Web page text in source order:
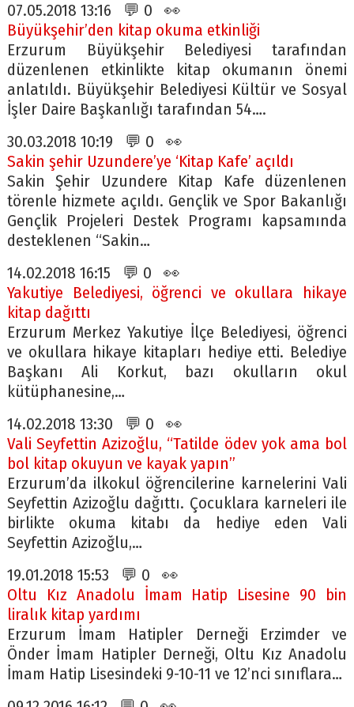
07.05.2018 13:16 💬 0 👀
Büyükşehir’den kitap okuma etkinliği
Erzurum Büyükşehir Belediyesi tarafından
düzenlenen etkinlikte kitap okumanın önemi
anlatıldı. Büyükşehir Belediyesi Kültür ve Sosyal
İşler Daire Başkanlığı tarafından 54….
30.03.2018 10:19 💬 0 👀
Sakin şehir Uzundere’ye ‘Kitap Kafe’ açıldı
Sakin Şehir Uzundere Kitap Kafe düzenlenen
törenle hizmete açıldı. Gençlik ve Spor Bakanlığı
Gençlik Projeleri Destek Programı kapsamında
desteklenen “Sakin…
14.02.2018 16:15 💬 0 👀
Yakutiye Belediyesi, öğrenci ve okullara hikaye
kitap dağıttı
Erzurum Merkez Yakutiye İlçe Belediyesi, öğrenci
ve okullara hikaye kitapları hediye etti. Belediye
Başkanı Ali Korkut, bazı okulların okul
kütüphanesine,…
14.02.2018 13:30 💬 0 👀
Vali Seyfettin Azizoğlu, “Tatilde ödev yok ama bol
bol kitap okuyun ve kayak yapın”
Erzurum’da ilkokul öğrencilerine karnelerini Vali
Seyfettin Azizoğlu dağıttı. Çocuklara karneleri ile
birlikte okuma kitabı da hediye eden Vali
Seyfettin Azizoğlu,…
19.01.2018 15:53 💬 0 👀
Oltu Kız Anadolu İmam Hatip Lisesine 90 bin
liralık kitap yardımı
Erzurum İmam Hatipler Derneği Erzimder ve
Önder İmam Hatipler Derneği, Oltu Kız Anadolu
İmam Hatip Lisesindeki 9-10-11 ve 12’nci sınıflara…